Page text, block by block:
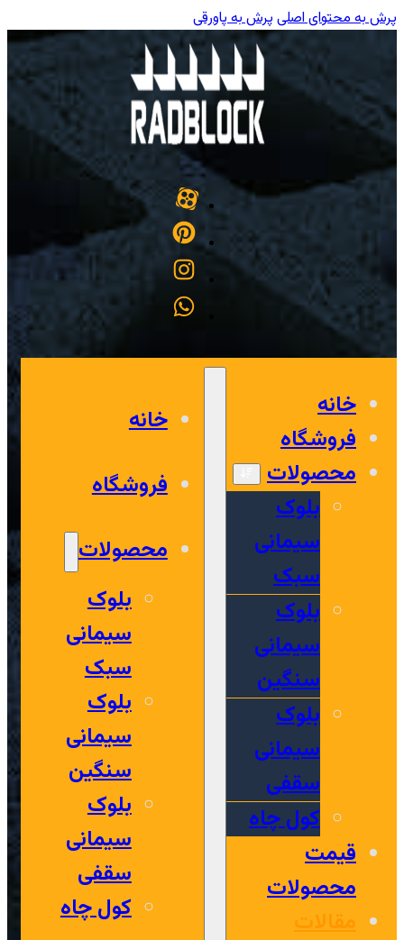
پرش به محتوای اصلیپرش به پاورقی
خانه
فروشگاه
محصولات
بلوک
سیمانی
سبک
بلوک
سیمانی
سنگین
بلوک
سیمانی
سقفی
کول چاه
قیمت
محصولات
خانه
فروشگاه
محصولات
بلوک
سیمانی
سبک
بلوک
سیمانی
سنگین
بلوک
سیمانی
سقفی
کول چاه